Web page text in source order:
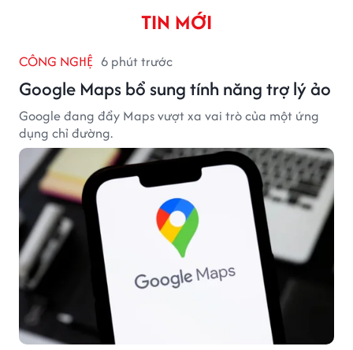
TIN MỚI
CÔNG NGHỆ 6 phút trước
Google Maps bổ sung tính năng trợ lý ảo
Google đang đẩy Maps vượt xa vai trò của một ứng
dụng chỉ đường.